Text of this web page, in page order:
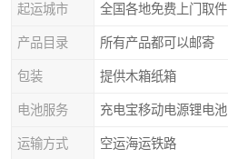
起运城市 全国各地免费上门取件
产品目录 所有产品都可以邮寄
包装 提供木箱纸箱
电池服务 充电宝移动电源锂电池
运输方式 空运海运铁路